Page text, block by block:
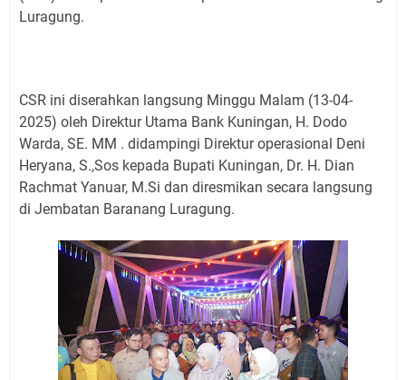
Luragung.
CSR ini diserahkan langsung Minggu Malam (13-04-
2025) oleh Direktur Utama Bank Kuningan, H. Dodo
Warda, SE. MM . didampingi Direktur operasional Deni
Heryana, S.,Sos kepada Bupati Kuningan, Dr. H. Dian
Rachmat Yanuar, M.Si dan diresmikan secara langsung
di Jembatan Baranang Luragung.